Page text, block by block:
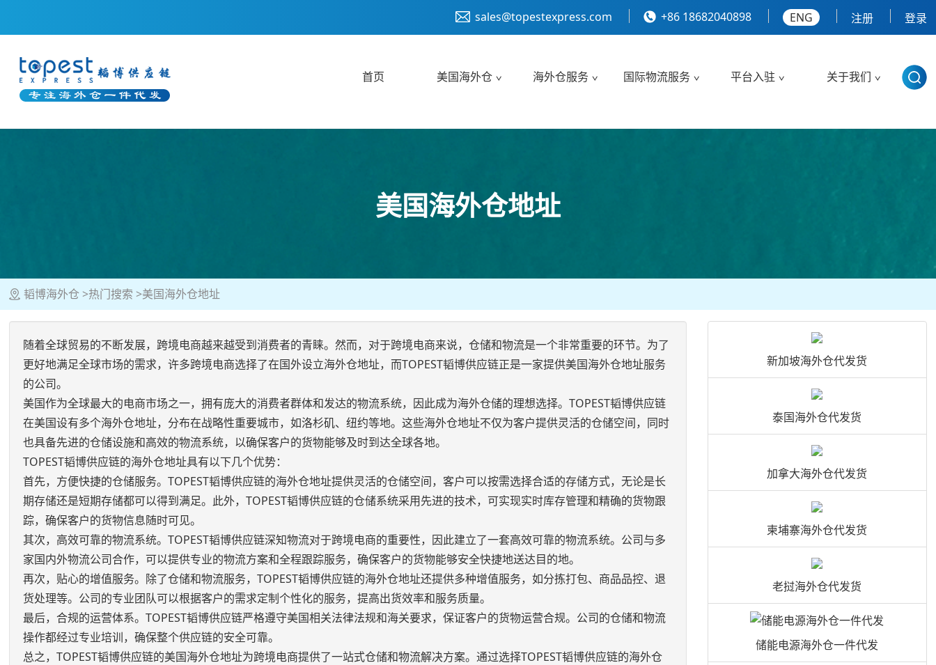
sales@topestexpress.com +86 18682040898 ENG 注册 登录
首页 美国海外仓 海外仓服务 国际物流服务 平台入驻 关于我们
美国海外仓地址
韬博海外仓 热门搜索 美国海外仓地址
随着全球贸易的不断发展，跨境电商越来越受到消费者的青睐。然而，对于跨境电商来说，仓储和物流是一个非常重要的环节。为了
更好地满足全球市场的需求，许多跨境电商选择了在国外设立海外仓地址，而TOPEST韬博供应链正是一家提供美国海外仓地址服务
的公司。
美国作为全球最大的电商市场之一，拥有庞大的消费者群体和发达的物流系统，因此成为海外仓储的理想选择。TOPEST韬博供应链
在美国设有多个海外仓地址，分布在战略性重要城市，如洛杉矶、纽约等地。这些海外仓地址不仅为客户提供灵活的仓储空间，同时
也具备先进的仓储设施和高效的物流系统，以确保客户的货物能够及时到达全球各地。
TOPEST韬博供应链的海外仓地址具有以下几个优势：
首先，方便快捷的仓储服务。TOPEST韬博供应链的海外仓地址提供灵活的仓储空间，客户可以按需选择合适的存储方式，无论是长
期存储还是短期存储都可以得到满足。此外，TOPEST韬博供应链的仓储系统采用先进的技术，可实现实时库存管理和精确的货物跟
踪，确保客户的货物信息随时可见。
其次，高效可靠的物流系统。TOPEST韬博供应链深知物流对于跨境电商的重要性，因此建立了一套高效可靠的物流系统。公司与多
家国内外物流公司合作，可以提供专业的物流方案和全程跟踪服务，确保客户的货物能够安全快捷地送达目的地。
再次，贴心的增值服务。除了仓储和物流服务，TOPEST韬博供应链的海外仓地址还提供多种增值服务，如分拣打包、商品品控、退
货处理等。公司的专业团队可以根据客户的需求定制个性化的服务，提高出货效率和服务质量。
最后，合规的运营体系。TOPEST韬博供应链严格遵守美国相关法律法规和海关要求，保证客户的货物运营合规。公司的仓储和物流
操作都经过专业培训，确保整个供应链的安全可靠。
总之，TOPEST韬博供应链的美国海外仓地址为跨境电商提供了一站式仓储和物流解决方案。通过选择TOPEST韬博供应链的海外仓
新加坡海外仓代发货
泰国海外仓代发货
加拿大海外仓代发货
柬埔寨海外仓代发货
老挝海外仓代发货
储能电源海外仓一件代发